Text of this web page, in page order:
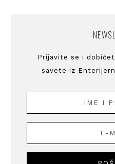
Prijavite se i
savete iz